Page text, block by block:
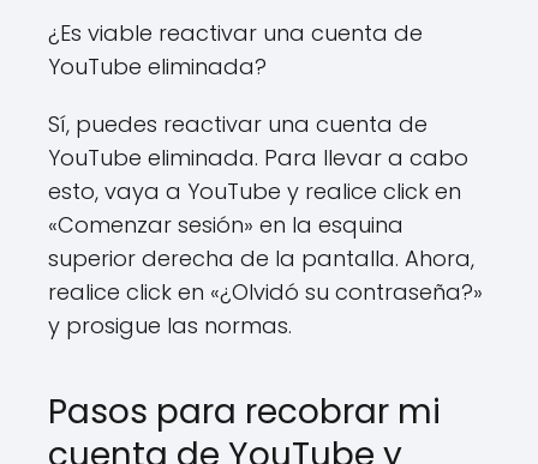
¿Es viable reactivar una cuenta de
YouTube eliminada?
Sí, puedes reactivar una cuenta de
YouTube eliminada. Para llevar a cabo
esto, vaya a YouTube y realice click en
«Comenzar sesión» en la esquina
superior derecha de la pantalla. Ahora,
realice click en «¿Olvidó su contraseña?»
y prosigue las normas.
Pasos para recobrar mi